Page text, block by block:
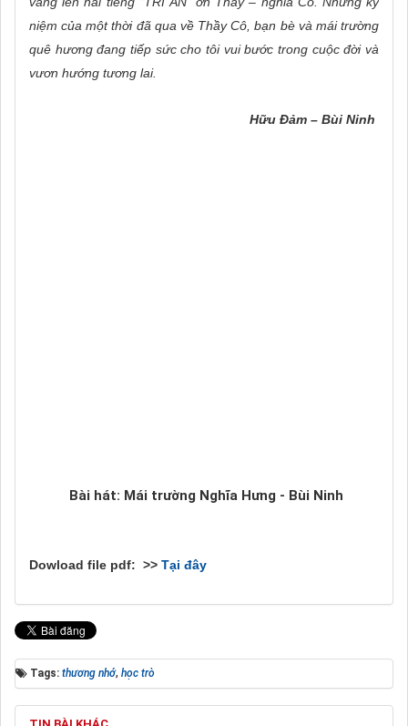
niệm của một thời đã qua về Thầy Cô, bạn bè và mái trường
quê hương đang tiếp sức cho tôi vui bước trong cuộc đời và
vươn hướng tương lai.
Hữu Đảm – Bùi Ninh
Bài hát: Mái trường Nghĩa Hưng - Bùi Ninh
Dowload file pdf: >> Tại đây
Tags: thương nhớ, học trò
TIN BÀI KHÁC